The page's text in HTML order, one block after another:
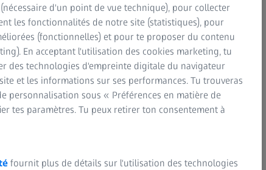
le filtre ou la recherche par mot-clé
questions, veuillez consulter la section
#teamZEISS.
d'un point de vue technique), pour collecter
les fonctionnalités de notre site (statistiques), pour
(fonctionnelles) et pour te proposer du contenu
En acceptant l'utilisation des cookies marketing, tu
des technologies d'empreinte digitale du navigateur
et les informations sur ses performances. Tu trouveras
personnalisation sous « Préférences en matière de
tes paramètres. Tu peux retirer ton consentement à
fournit plus de détails sur l'utilisation des technologies